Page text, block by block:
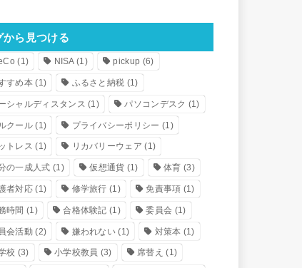
から見つける
(1) NISA(1) pickup (6)
すめ本 (1) ふるさと納税 (1)
シャルディスタンス (1) パソコンデスク (1)
クール (1) プライバシーポリシー (1)
トレス (1) リカバリーウェア (1)
の一成人式 (1) 仮想通貨 (1) 体育 (3)
者対応 (1) 修学旅行 (1) 免責事項 (1)
時間 (1) 合格体験記 (1) 委員会 (1)
会活動 (2) 嫌われない (1) 対策本 (1)
校 (3) 小学校教員 (3) 席替え (1)